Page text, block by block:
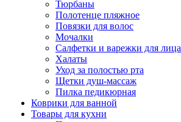
Тюрбаны
Полотенце пляжное
Повязки для волос
Мочалки
Салфетки и варежки для лица
Халаты
Уход за полостью рта
Щетки душ-массаж
Пилка педикюрная
Коврики для ванной
Товары для кухни